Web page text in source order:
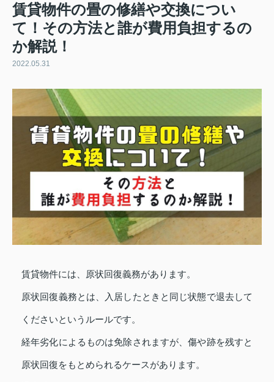
賃貸物件の畳の修繕や交換につい
て！その方法と誰が費用負担するの
か解説！
2022.05.31
賃貸物件には、原状回復義務があります。
原状回復義務とは、入居したときと同じ状態で退去して
くださいというルールです。
経年劣化によるものは免除されますが、傷や跡を残すと
原状回復をもとめられるケースがあります。